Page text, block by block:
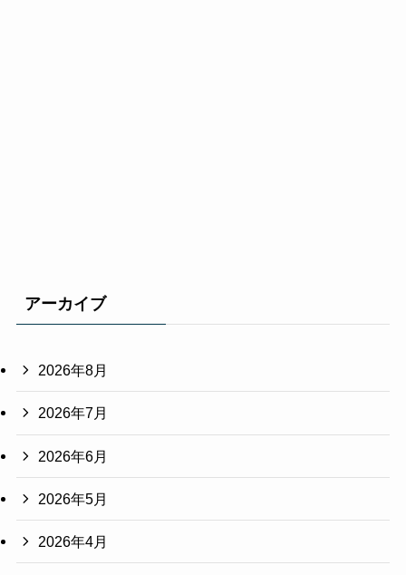
アーカイブ
2026年8月
2026年7月
2026年6月
2026年5月
2026年4月